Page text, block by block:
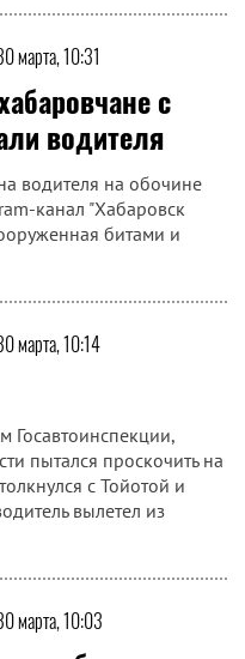
марта, 10:31
с
водителя
водителя на обочине
канал "Хабаровск
битами и
марта, 10:14
Госавтоинспекции,
пытался проскочить на
с Тойотой и
вылетел из
марта, 10:03